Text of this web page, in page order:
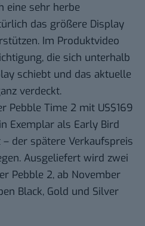
eine sehr herbe
das größere Display
Im Produktvideo
die sich unterhalb
schiebt und das aktuelle
verdeckt.
Pebble Time 2 mit US$169
Exemplar als Early Bird
der spätere Verkaufspreis
Ausgeliefert wird zwei
Pebble 2, ab November
Black, Gold und Silver